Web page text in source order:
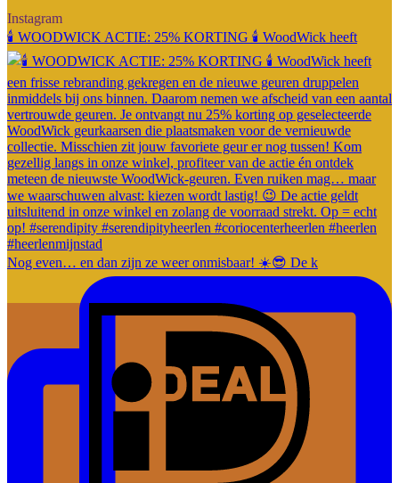
Instagram
🕯️ WOODWICK ACTIE: 25% KORTING 🕯️ WoodWick heeft
Nog even… en dan zijn ze weer onmisbaar! ☀️😎 De k